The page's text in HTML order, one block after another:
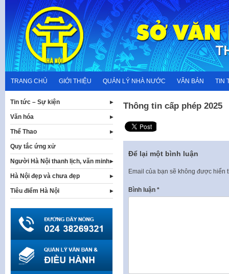
content
TRANG CHỦ GIỚI THIỆU QUẢN LÝ NHÀ NƯỚC VĂN BẢN TIN
Thông tin cấp phép 2025
Để lại một bình luận
Email của bạn sẽ không được hiển
Bình luận *
Tin tức – Sự kiện
Văn hóa
Thể Thao
Quy tắc ứng xử
Người Hà Nội thanh lịch, văn minh
Hà Nội đẹp và chưa đẹp
Tiêu điểm Hà Nội